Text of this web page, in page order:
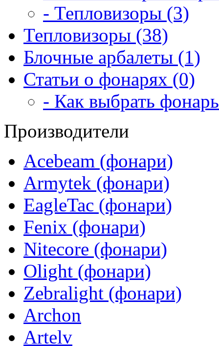
- Тепловизоры (3)
Тепловизоры (38)
Блочные арбалеты (1)
Статьи о фонарях (0)
- Как выбрать
Производители
Acebeam (фонари)
Armytek (фонари)
EagleTac (фонари)
Fenix (фонари)
Nitecore (фонари)
Olight (фонари)
Zebralight (фонари)
Archon
Artelv